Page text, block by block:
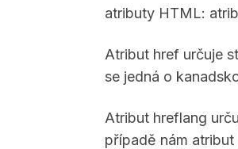
atributy HTML:
Atribut href určuje
se jedná o
Atribut hreflang
případě nám